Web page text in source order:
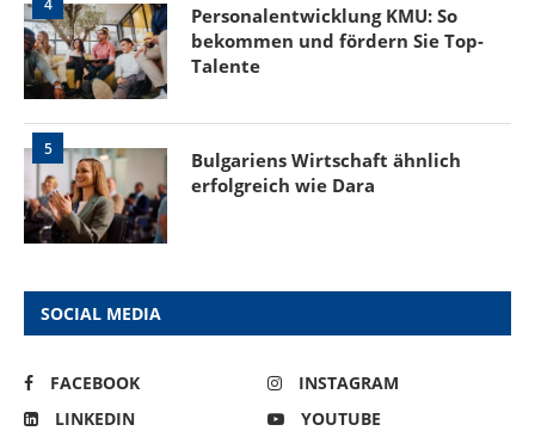
Personalentwicklung KMU: So
bekommen und fördern Sie Top-
Talente
5
Bulgariens Wirtschaft ähnlich
erfolgreich wie Dara
SOCIAL MEDIA
FACEBOOK
INSTAGRAM
LINKEDIN
YOUTUBE